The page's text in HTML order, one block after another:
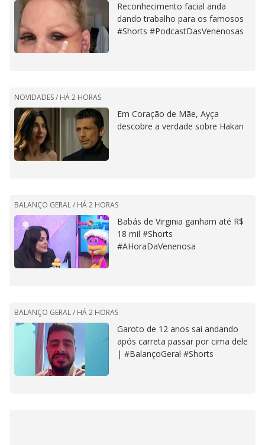
Reconhecimento facial anda
dando trabalho para os famosos
#Shorts #PodcastDasVenenosas
NOVIDADES / HÁ 2 HORAS
Em Coração de Mãe, Ayça
descobre a verdade sobre Hakan
BALANÇO GERAL / HÁ 2 HORAS
Babás de Virginia ganham até R$
18 mil #Shorts
#AHoraDaVenenosa
BALANÇO GERAL / HÁ 2 HORAS
Garoto de 12 anos sai andando
após carreta passar por cima dele
| #BalançoGeral #Shorts